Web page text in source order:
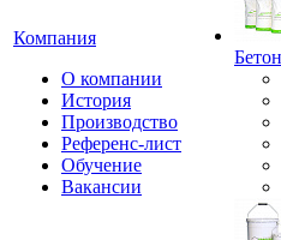
Компания
О компании
История
Производство
Референс-лист
Обучение
Вакансии